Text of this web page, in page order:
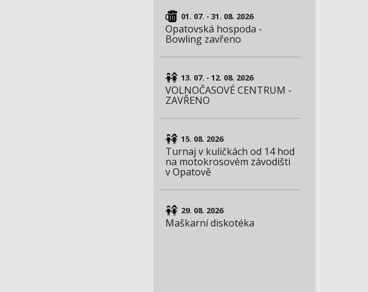
01. 07. - 31. 08. 2026
Opatovská hospoda -
Bowling zavřeno
13. 07. - 12. 08. 2026
VOLNOČASOVÉ CENTRUM -
ZAVŘENO
15. 08. 2026
Turnaj v kuličkách od 14 hod
na motokrosovém závodišti
v Opatově
29. 08. 2026
Maškarní diskotéka